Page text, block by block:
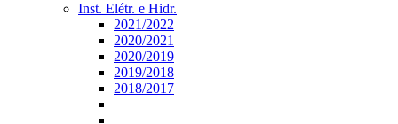
Inst. Elétr. e Hidr.
2021/2022
2020/2021
2020/2019
2019/2018
2018/2017